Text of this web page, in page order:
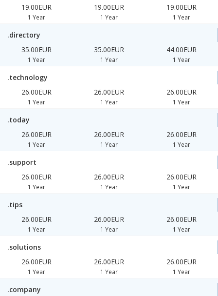
19.00EUR
1 Year
19.00EUR
1 Year
19.00EUR
1 Year
.directory
35.00EUR
1 Year
35.00EUR
1 Year
44.00EUR
1 Year
.technology
26.00EUR
1 Year
26.00EUR
1 Year
26.00EUR
1 Year
.today
26.00EUR
1 Year
26.00EUR
1 Year
26.00EUR
1 Year
.support
26.00EUR
1 Year
26.00EUR
1 Year
26.00EUR
1 Year
.tips
26.00EUR
1 Year
26.00EUR
1 Year
26.00EUR
1 Year
.solutions
26.00EUR
1 Year
26.00EUR
1 Year
26.00EUR
1 Year
.company